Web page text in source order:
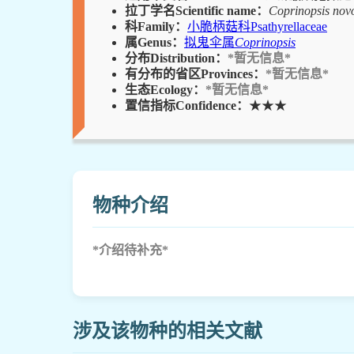
拉丁学名Scientific name： Coprinopsis
科Family： 小脆柄菇科Psathyrellaceae
属Genus： 拟鬼伞属Coprinopsis
分布Distribution： *暂无信息*
有分布的省区Provinces： *暂无信息*
生态Ecology： *暂无信息*
置信指标Confidence： ★★★
物种介绍
*介绍待补充*
涉及该物种的相关文献